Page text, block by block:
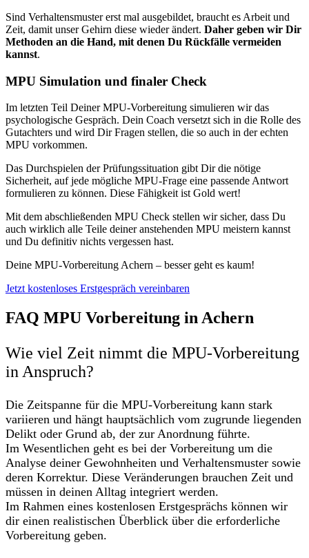
Sind Verhaltensmuster erst mal ausgebildet, braucht es Arbeit und
Zeit, damit unser Gehirn diese wieder ändert. Daher geben wir Dir
Methoden an die Hand, mit denen Du Rückfälle vermeiden
kannst.
MPU Simulation und finaler Check
Im letzten Teil Deiner MPU-Vorbereitung simulieren wir das
psychologische Gespräch. Dein Coach versetzt sich in die Rolle des
Gutachters und wird Dir Fragen stellen, die so auch in der echten
MPU vorkommen.
Das Durchspielen der Prüfungssituation gibt Dir die nötige
Sicherheit, auf jede mögliche MPU-Frage eine passende Antwort
formulieren zu können. Diese Fähigkeit ist Gold wert!
Mit dem abschließenden MPU Check stellen wir sicher, dass Du
auch wirklich alle Teile deiner anstehenden MPU meistern kannst
und Du definitiv nichts vergessen hast.
Deine MPU-Vorbereitung Achern – besser geht es kaum!
Jetzt kostenloses Erstgespräch vereinbaren
FAQ MPU Vorbereitung in Achern
Wie viel Zeit nimmt die MPU-Vorbereitung
in Anspruch?
Die Zeitspanne für die MPU-Vorbereitung kann stark
variieren und hängt hauptsächlich vom zugrunde liegenden
Delikt oder Grund ab, der zur Anordnung führte.
Im Wesentlichen geht es bei der Vorbereitung um die
Analyse deiner Gewohnheiten und Verhaltensmuster sowie
deren Korrektur. Diese Veränderungen brauchen Zeit und
müssen in deinen Alltag integriert werden.
Im Rahmen eines kostenlosen Erstgesprächs können wir
dir einen realistischen Überblick über die erforderliche
Vorbereitung geben.